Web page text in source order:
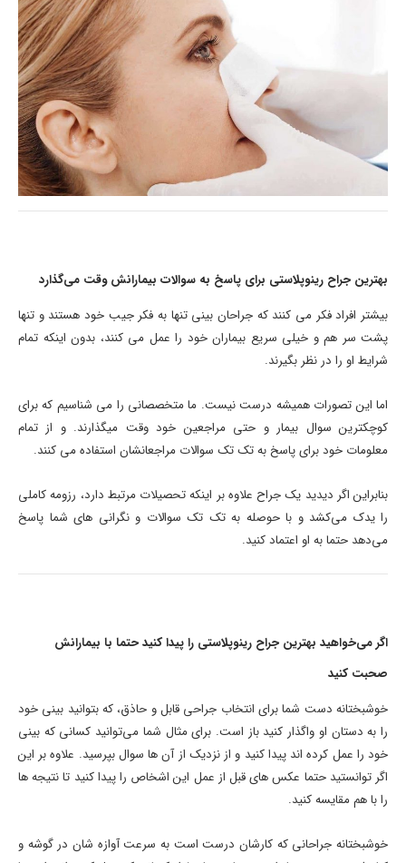
بهترین جراح رینوپلاستی برای پاسخ به سوالات بیمارانش وقت می‌گذارد
بیشتر افراد فکر می کنند که جراحان بینی تنها به فکر جیب خود هستند و تنها
پشت سر هم و خیلی سریع بیماران خود را عمل می کنند، بدون اینکه تمام
شرایط او را در نظر بگیرند.
اما این تصورات همیشه درست نیست. ما متخصصانی را می شناسیم که برای
کوچکترین سوال بیمار و حتی مراجعین خود وقت میگذارند. و از تمام
معلومات خود برای پاسخ به تک تک سوالات مراجعانشان استفاده می کنند.
بنابراین اگر دیدید یک جراح علاوه بر اینکه تحصیلات مرتبط دارد، رزومه کاملی
را یدک می‌کشد و با حوصله به تک تک سوالات و نگرانی های شما پاسخ
می‌دهد حتما به او اعتماد کنید.
اگر می‌خواهید بهترین جراح رینوپلاستی را پیدا کنید حتما با بیمارانش
صحبت کنید
خوشبختانه دست شما برای انتخاب جراحی قابل و حاذق، که بتوانید بینی خود
را به دستان او واگذار کنید باز است. برای مثال شما می‌توانید کسانی که بینی
خود را عمل کرده اند پیدا کنید و از نزدیک از آن ها سوال بپرسید. علاوه بر این
اگر توانستید حتما عکس های قبل از عمل این اشخاص را پیدا کنید تا نتیجه ها
را با هم مقایسه کنید.
خوشبختانه جراحانی که کارشان درست است به سرعت آوازه شان در گوشه و